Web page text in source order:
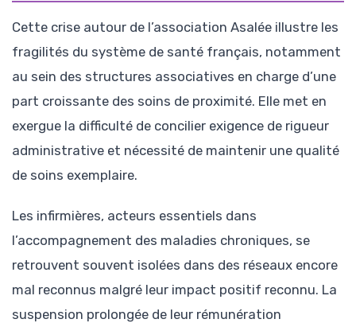
Cette crise autour de l’association Asalée illustre les
fragilités du système de santé français, notamment
au sein des structures associatives en charge d’une
part croissante des soins de proximité. Elle met en
exergue la difficulté de concilier exigence de rigueur
administrative et nécessité de maintenir une qualité
de soins exemplaire.
Les infirmières, acteurs essentiels dans
l’accompagnement des maladies chroniques, se
retrouvent souvent isolées dans des réseaux encore
mal reconnus malgré leur impact positif reconnu. La
suspension prolongée de leur rémunération